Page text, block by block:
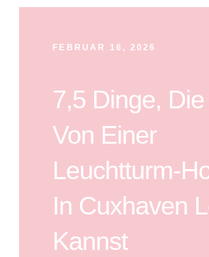
FEBRUAR 16, 2026
7,5 Dinge,
Von Einer
Leuchtturm-
In Cuxhaven
Kannst